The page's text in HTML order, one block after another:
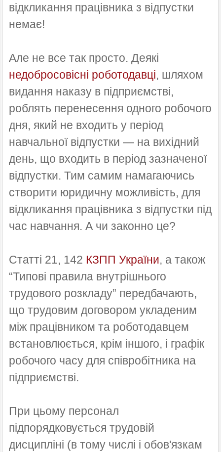
відкликання працівника з відпустки
немає!
Але не все так просто. Деякі
недобросовісні роботодавці, шляхом
видання наказу в підприємстві,
роблять перенесення одного робочого
дня, який не входить у період
навчальної відпустки — на вихідний
день, що входить в період зазначеної
відпустки. Тим самим намагаючись
створити юридичну можливість, для
відкликання працівника з відпустки під
час навчання. А чи законно це?
Статті 21, 142 КЗПП України, а також
“Типові правила внутрішнього
трудового розкладу” передбачають,
що трудовим договором укладеним
між працівником та роботодавцем
встановлюється, крім іншого, і графік
робочого часу для співробітника на
підприємстві.
При цьому персонал
підпорядковується трудовій
дисципліні (в тому числі і обов'язкам